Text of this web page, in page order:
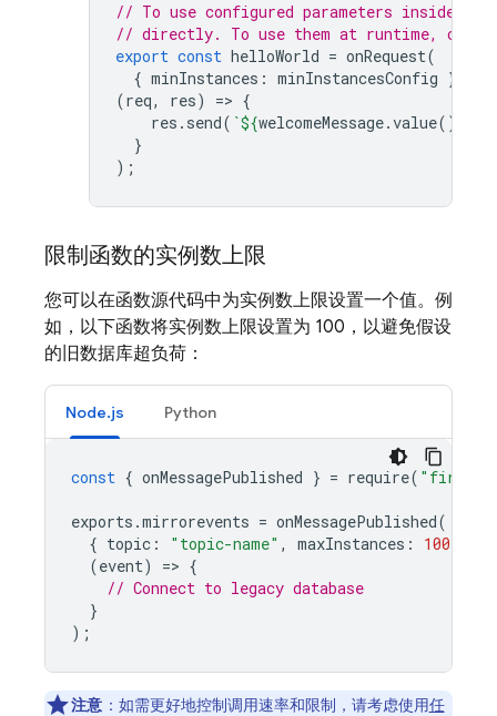
// To use configured parameters inside
// directly. To use them at runtime, call
export const helloWorld = onRequest(
{ minInstances : minInstancesConfig },
(req, res) => {
res . send( `${welcomeMessage.value()
}
);
限制函数的实例数上限
您可以在函数源代码中为实例数上限设置一个值。例
如，以下函数将实例数上限设置为 100，以避免假设
的旧数据库超负荷：
Node.js Python
const { onMessagePublished } = require(
exports .mirrorevents = onMessagePublished(
{ topic : "topic-name" , maxInstances : 100
(event) => {
// Connect to legacy database
}
);
注意 ：如需更好地控制调用速率和限制，请考虑使用任